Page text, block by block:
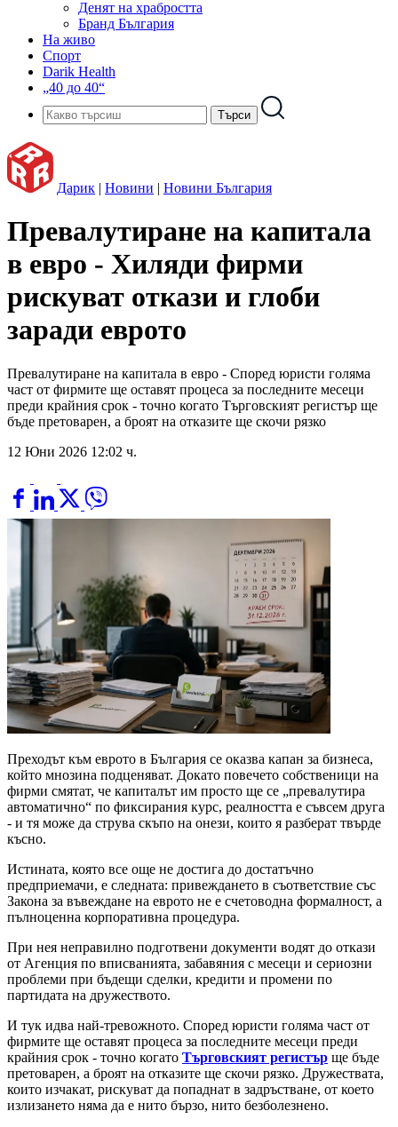
Денят на храбростта
Бранд България
На живо
Спорт
Darik Health
„40 до 40“
Дарик | Новини | Новини България
Превалутиране на капитала
в евро - Хиляди фирми
рискуват откази и глоби
заради еврото
Превалутиране на капитала в евро - Според юристи голяма
част от фирмите ще оставят процеса за последните месеци
преди крайния срок - точно когато Търговският регистър ще
бъде претоварен, а броят на отказите ще скочи рязко
12 Юни 2026 12:02 ч.
Преходът към еврото в България се оказва капан за бизнеса,
който мнозина подценяват. Докато повечето собственици на
фирми смятат, че капиталът им просто ще се „превалутира
автоматично“ по фиксирания курс, реалността е съвсем друга
- и тя може да струва скъпо на онези, които я разберат твърде
късно.
Истината, която все още не достига до достатъчно
предприемачи, е следната: привеждането в съответствие със
Закона за въвеждане на еврото не е счетоводна формалност, а
пълноценна корпоративна процедура.
При нея неправилно подготвени документи водят до откази
от Агенция по вписванията, забавяния с месеци и сериозни
проблеми при бъдещи сделки, кредити и промени по
партидата на дружеството.
И тук идва най-тревожното. Според юристи голяма част от
фирмите ще оставят процеса за последните месеци преди
крайния срок - точно когато Търговският регистър ще бъде
претоварен, а броят на отказите ще скочи рязко. Дружествата,
които изчакат, рискуват да попаднат в задръстване, от което
излизането няма да е нито бързо, нито безболезнено.